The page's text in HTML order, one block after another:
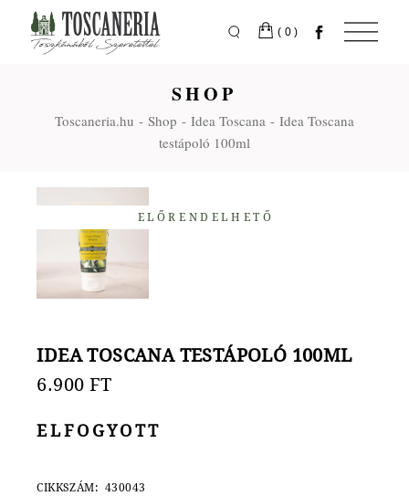
content
(0)
SHOP
Toscaneria.hu Shop Idea Toscana
Idea Toscana
testápoló 100ml
ELŐRENDELHETŐ
IDEA TOSCANA TESTÁPOLÓ 100ML
6.900 FT
ELFOGYOTT
CIKKSZÁM: 430043